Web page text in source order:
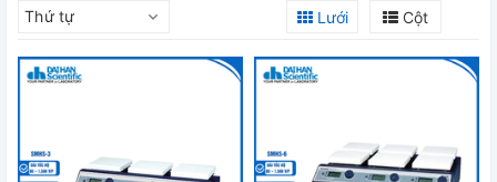
Thứ tự
Lưới
Cột